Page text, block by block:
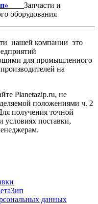
Запчасти и
оборудования
нашей компании это
для промышленного
на
Planetazip.ru, не
положениями ч. 2
получения точной
условиях поставки,
данных